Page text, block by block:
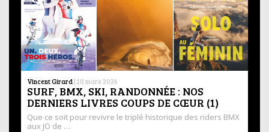
Vincent Girard | 10 mars 2026
SURF, BMX, SKI, RANDONNÉE : NOS
DERNIERS LIVRES COUPS DE CŒUR (1)
Que ce soit pour revivre le triplé historique des riders BMX
aux JO de …